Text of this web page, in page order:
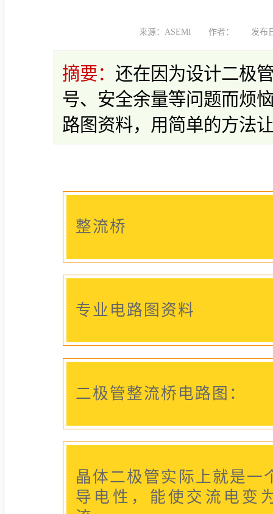
来源：ASEMI 作者： 发布
摘要： 还在因为设计二极
号、安全余量等问题而烦
路图资料，用简单的方法
整流桥
专业电路图资料
二极管整流桥电路图：
晶体二极管实际上就是一
导电性，能使交流电变